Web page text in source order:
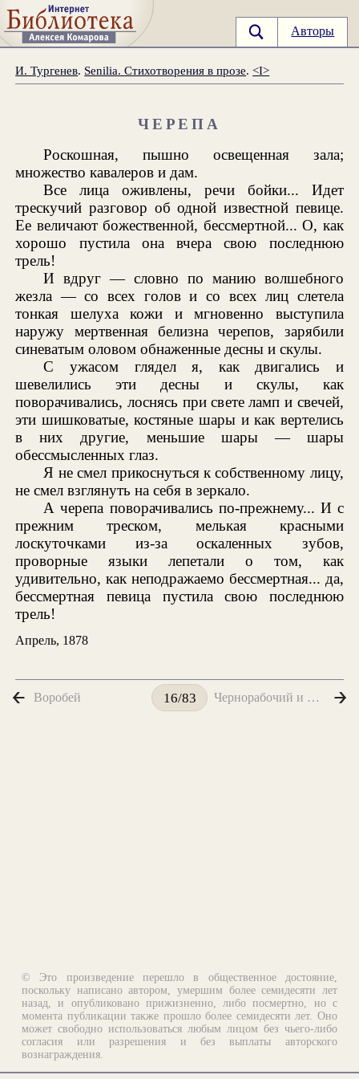
Авторы
И. Тургенев. Senilia. Стихотворения в прозе.<I>
ЧЕРЕПА
Роскошная, пышно освещенная зала;
множество кавалеров и дам.
Все лица оживлены, речи бойки... Идет
трескучий разговор об одной известной певице.
Ее величают божественной, бессмертной... О, как
хорошо пустила она вчера свою последнюю
трель!
И вдруг — словно по манию волшебного
жезла — со всех голов и со всех лиц слетела
тонкая шелуха кожи и мгновенно выступила
наружу мертвенная белизна черепов, зарябили
синеватым оловом обнаженные десны и скулы.
С ужасом глядел я, как двигались и
шевелились эти десны и скулы, как
поворачивались, лоснясь при свете ламп и свечей,
эти шишковатые, костяные шары и как вертелись
в них другие, меньшие шары — шары
обессмысленных глаз.
Я не смел прикоснуться к собственному лицу,
не смел взглянуть на себя в зеркало.
А черепа поворачивались по-прежнему... И с
прежним треском, мелькая красными
лоскуточками из-за оскаленных зубов,
проворные языки лепетали о том, как
удивительно, как неподражаемо бессмертная... да,
бессмертная певица пустила свою последнюю
трель!
Апрель, 1878
Воробей 16/83 Чернорабочий и белоручка
© Это произведение перешло в общественное достояние,
поскольку написано автором, умершим более семидесяти лет
назад, и опубликовано прижизненно, либо посмертно, но с
момента публикации также прошло более семидесяти лет. Оно
может свободно использоваться любым лицом без чьего-либо
согласия или разрешения и без выплаты авторского
вознаграждения.